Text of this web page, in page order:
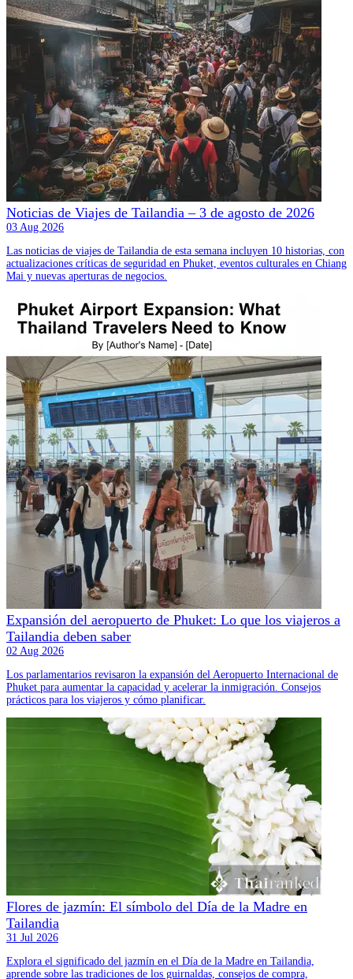
Noticias de Viajes de Tailandia – 3 de agosto de 2026
03 Aug 2026
Las noticias de viajes de Tailandia de esta semana incluyen 10 historias, con
actualizaciones críticas de seguridad en Phuket, eventos culturales en Chiang
Mai y nuevas aperturas de negocios.
Expansión del aeropuerto de Phuket: Lo que los viajeros a
Tailandia deben saber
02 Aug 2026
Los parlamentarios revisaron la expansión del Aeropuerto Internacional de
Phuket para aumentar la capacidad y acelerar la inmigración. Consejos
prácticos para los viajeros y cómo planificar.
Flores de jazmín: El símbolo del Día de la Madre en
Tailandia
31 Jul 2026
Explora el significado del jazmín en el Día de la Madre en Tailandia,
aprende sobre las tradiciones de los guirnaldas, consejos de compra,